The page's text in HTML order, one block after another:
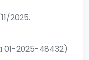
2025.
01-2025-48432)